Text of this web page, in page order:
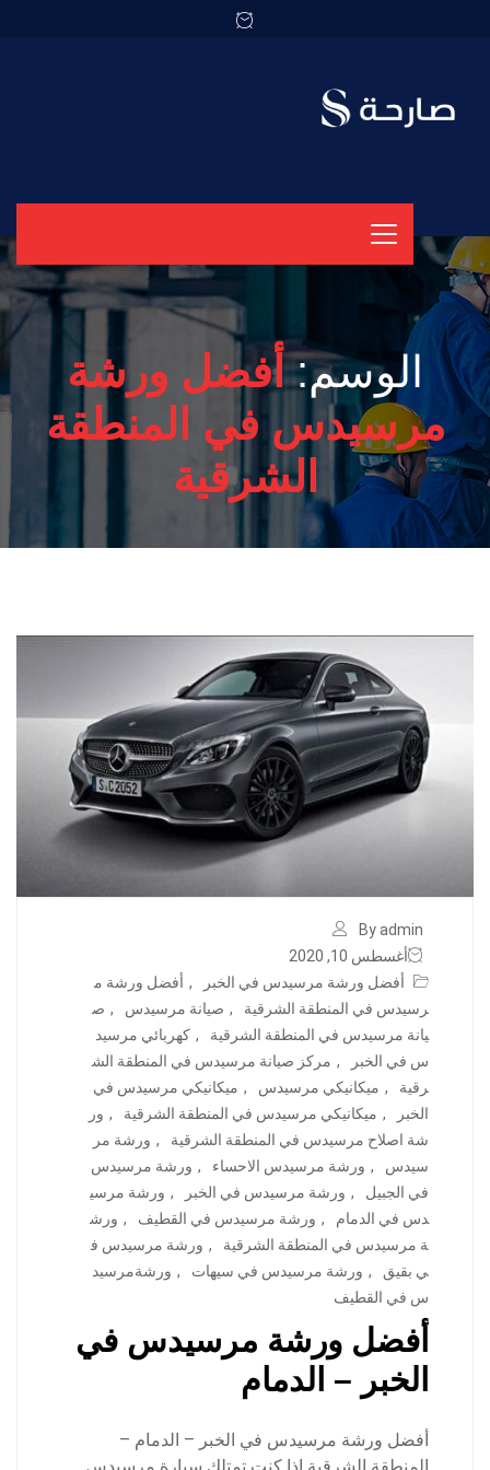
الوسم:أفضل ورشة
مرسيدس في المنطقة
الشرقية
By admin
أغسطس 10, 2020
أفضل ورشة مرسيدس في الخبر
, أفضل ورشة م
رسيدس في المنطقة الشرقية
, صيانة مرسيدس , ص
يانة مرسيدس في المنطقة الشرقية
, كهربائي مرسيد
س في الخبر
, مركز صيانة مرسيدس في المنطقة الش
رقية
, ميكانيكي مرسيدس , ميكانيكي مرسيدس في
الخبر
, ميكانيكي مرسيدس في المنطقة الشرقية , ور
شة اصلاح مرسيدس في المنطقة الشرقية
, ورشة مر
سيدس
, ورشة مرسيدس الاحساء , ورشة مرسيدس
في الجبيل
, ورشة مرسيدس في الخبر , ورشة مرسي
دس في الدمام
, ورشة مرسيدس في القطيف , ورش
ة مرسيدس في المنطقة الشرقية
, ورشة مرسيدس ف
ي بقيق
, ورشة مرسيدس في سيهات , ورشةمرسيد
س في القطيف
أفضل ورشة مرسيدس في
الخبر – الدمام
أفضل ورشة مرسيدس في الخبر – الدمام –